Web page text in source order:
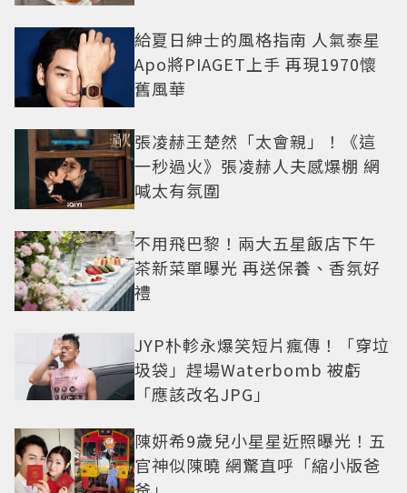
給夏日紳士的風格指南 人氣泰星
Apo將PIAGET上手 再現1970懷
舊風華
張凌赫王楚然「太會親」！《這
一秒過火》張凌赫人夫感爆棚 網
喊太有氛圍
不用飛巴黎！兩大五星飯店下午
茶新菜單曝光 再送保養、香氛好
禮
JYP朴軫永爆笑短片瘋傳！「穿垃
圾袋」趕場Waterbomb 被虧
「應該改名JPG」
陳妍希9歲兒小星星近照曝光！五
官神似陳曉 網驚直呼「縮小版爸